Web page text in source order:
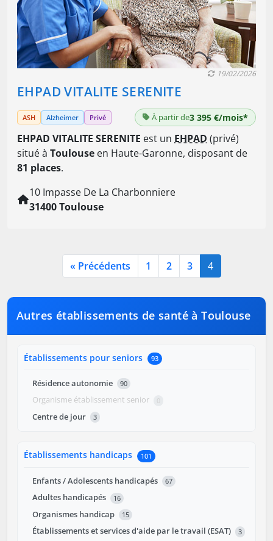
EHPAD VITALITE SERENITE
19/02/2026
ASH Alzheimer Privé À partir de3 395 €/mois*
EHPAD VITALITE SERENITE est un EHPAD (privé)
situé à Toulouse en Haute-Garonne, disposant de
81 places.
10 Impasse De La Charbonniere
31400 Toulouse
« Précédents 1 2 3 4
Autres établissements de santé à Toulouse
Établissements pour seniors 93
Résidence autonomie 90
Organisme établissement senior 0
Centre de jour 3
Établissements handicaps 101
Enfants / Adolescents handicapés 67
Adultes handicapés 16
Organismes handicap 15
Établissements et services d'aide par le travail (ESAT) 3